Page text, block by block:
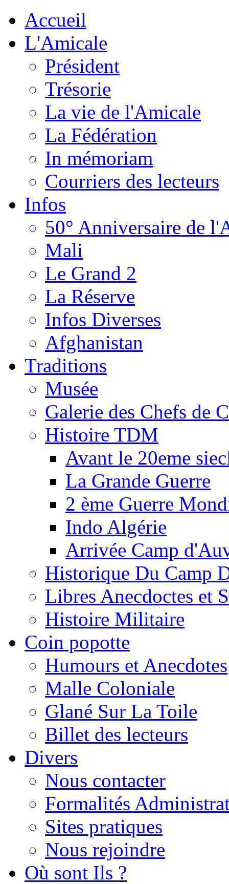
Accueil
L'Amicale
Président
Trésorie
La vie de l'Amicale
La Fédération
In mémoriam
Courriers des lecteurs
Infos
50° Anniversaire de
Mali
Le Grand 2
La Réserve
Infos Diverses
Afghanistan
Traditions
Musée
Galerie des Chefs de
Histoire TDM
Avant le 20eme
La Grande Guerre
2 ème Guerre
Indo Algérie
Arrivée Camp
Historique Du Camp
Libres Anecdoctes et
Histoire Militaire
Coin popotte
Humours et Anecdotes
Malle Coloniale
Glané Sur La Toile
Billet des lecteurs
Divers
Nous contacter
Formalités
Sites pratiques
Nous rejoindre
Où sont Ils ?